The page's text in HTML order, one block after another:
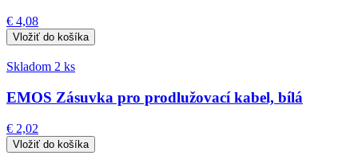
€ 4,08
Skladom 2 ks
EMOS Zásuvka pro prodlužovací kabel, bílá
€ 2,02